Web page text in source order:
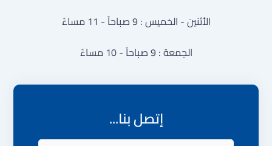
إتصل بنا...
الأثنين - الخميس : 9 صباحاً - 11 مساءً
الجمعة : 9 صباحاً - 10 مساءً